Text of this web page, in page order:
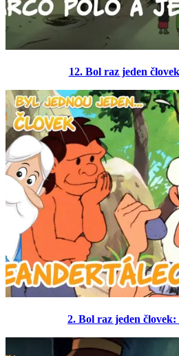
12. Bol raz jeden
2. Bol raz jeden